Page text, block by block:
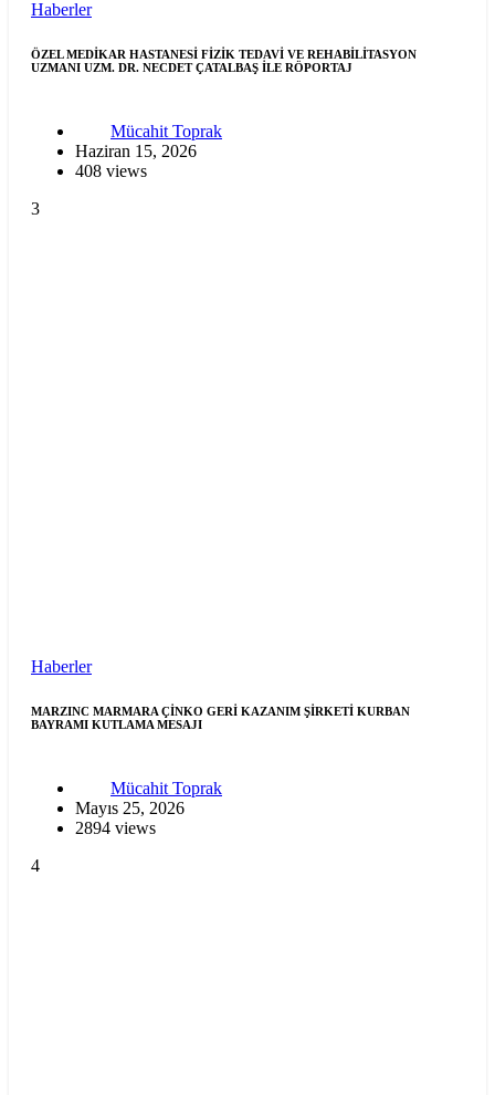
Haberler
ÖZEL MEDİKAR HASTANESİ FİZİK TEDAVİ VE REHABİLİTASYON
UZMANI UZM. DR. NECDET ÇATALBAŞ İLE RÖPORTAJ
Mücahit Toprak
Haziran 15, 2026
408 views
3
Haberler
MARZINC MARMARA ÇİNKO GERİ KAZANIM ŞİRKETİ KURBAN
BAYRAMI KUTLAMA MESAJI
Mücahit Toprak
Mayıs 25, 2026
2894 views
4